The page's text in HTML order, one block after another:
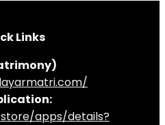
Links
apps/details?